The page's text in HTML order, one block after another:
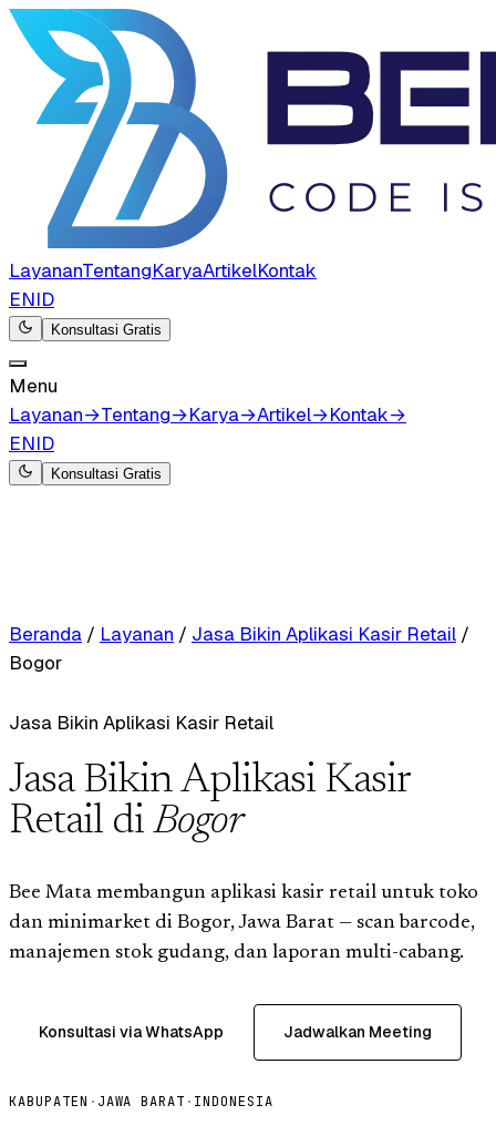
LayananTentangKaryaArtikelKontak
ENID
Konsultasi Gratis
Menu
Layanan→Tentang→Karya→Artikel→Kontak→
ENID
Konsultasi Gratis
Beranda / Layanan / Jasa Bikin Aplikasi Kasir Retail /
Bogor
Jasa Bikin Aplikasi Kasir Retail
Jasa Bikin Aplikasi Kasir
Retail diBogor
Bee Mata membangun aplikasi kasir retail untuk toko
dan minimarket di Bogor, Jawa Barat — scan barcode,
manajemen stok gudang, dan laporan multi-cabang.
Konsultasi via WhatsApp Jadwalkan Meeting
KABUPATEN · JAWA BARAT · INDONESIA